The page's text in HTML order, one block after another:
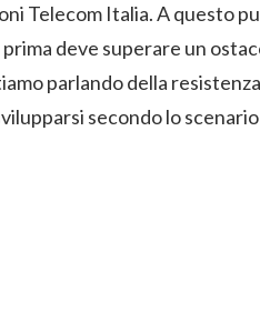
Telecom Italia. A questo
deve superare un
parlando della
secondo lo